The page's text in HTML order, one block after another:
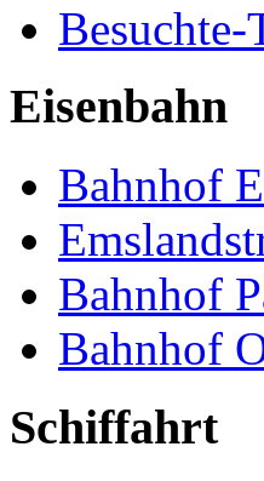
Besuchte-
Eisenbahn
Bahnhof
Bahnhof
Bahnhof
Schiffahrt